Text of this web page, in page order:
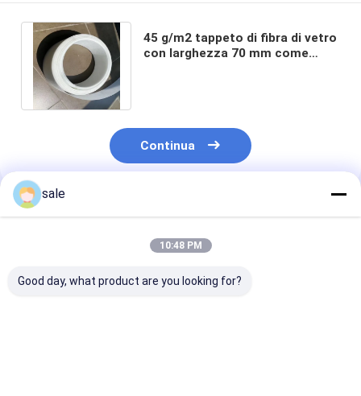
45 g/m2 tappeto di fibra di vetro
con larghezza 70 mm come
Continua
Prodotti Raccomandati
sale
10:48 PM
Good day, what product are you looking for?